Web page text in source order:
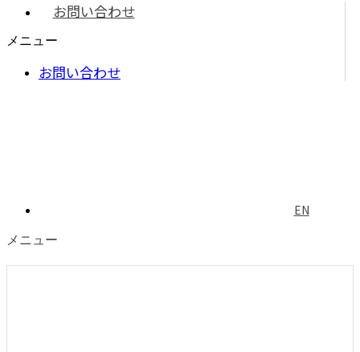
お問い合わせ
メニュー
お問い合わせ
EN
メニュー